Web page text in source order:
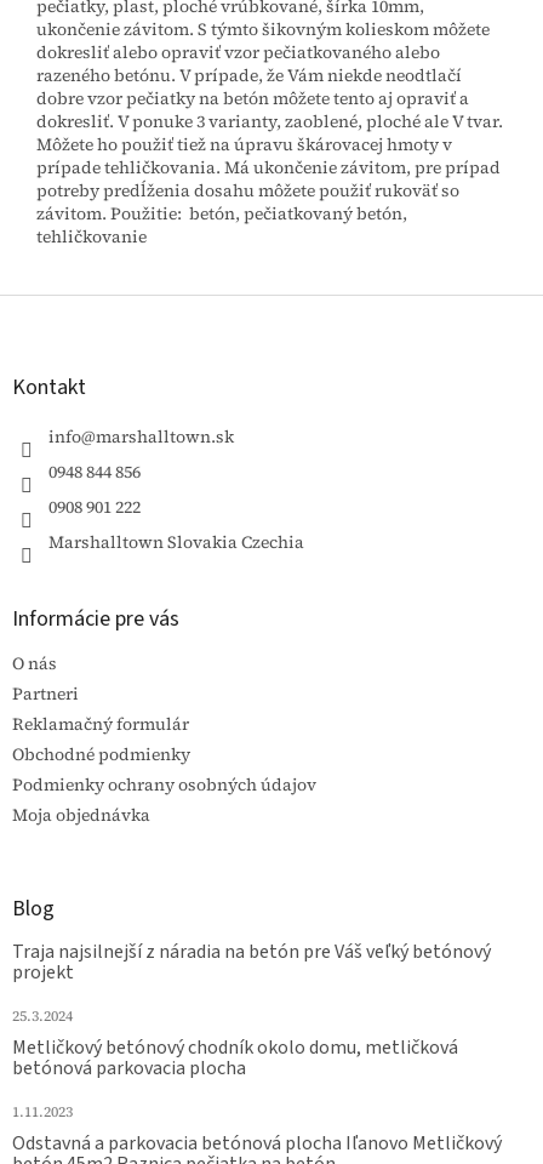
pečiatky, plast, ploché vrúbkované, šírka 10mm,
ukončenie závitom. S týmto šikovným kolieskom môžete
dokresliť alebo opraviť vzor pečiatkovaného alebo
razeného betónu. V prípade, že Vám niekde neodtlačí
dobre vzor pečiatky na betón môžete tento aj opraviť a
dokresliť. V ponuke 3 varianty, zaoblené, ploché ale V tvar.
Môžete ho použiť tiež na úpravu škárovacej hmoty v
prípade tehličkovania. Má ukončenie závitom, pre prípad
potreby predĺženia dosahu môžete použiť rukoväť so
závitom. Použitie: betón, pečiatkovaný betón,
tehličkovanie
Z
Kontakt
info@marshalltown.sk
0948 844 856
0908 901 222
Marshalltown Slovakia Czechia
Informácie pre vás
O nás
Partneri
Reklamačný formulár
Obchodné podmienky
Podmienky ochrany osobných údajov
Moja objednávka
Blog
Traja najsilnejší z náradia na betón pre Váš veľký betónový
projekt
25.3.2024
Metličkový betónový chodník okolo domu, metličková
betónová parkovacia plocha
1.11.2023
Odstavná a parkovacia betónová plocha Iľanovo Metličkový